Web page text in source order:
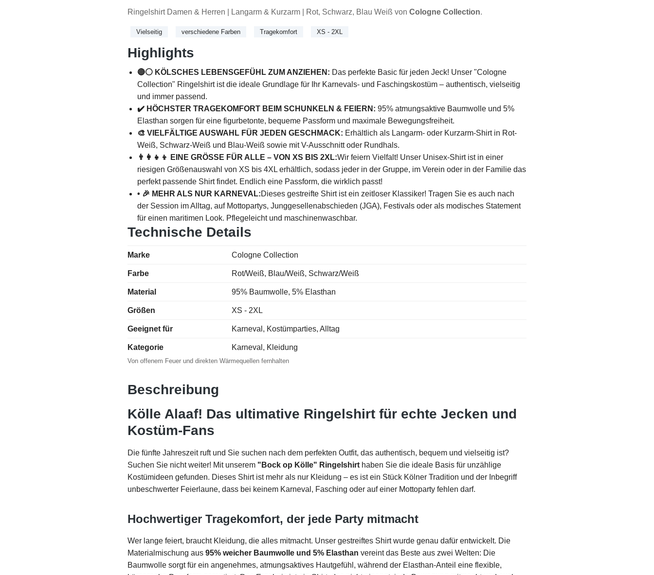
Ringelshirt Damen & Herren | Langarm & Kurzarm | Rot, Schwarz, Blau Weiß von Cologne Collection.
Vielseitig verschiedene Farben Tragekomfort XS - 2XL
Highlights
🔴⚪ KÖLSCHES LEBENSGEFÜHL ZUM ANZIEHEN: Das perfekte Basic für jeden Jeck! Unser "Cologne
Collection" Ringelshirt ist die ideale Grundlage für Ihr Karnevals- und Faschingskostüm – authentisch, vielseitig
und immer passend.
✔️ HÖCHSTER TRAGEKOMFORT BEIM SCHUNKELN & FEIERN: 95% atmungsaktive Baumwolle und 5%
Elasthan sorgen für eine figurbetonte, bequeme Passform und maximale Bewegungsfreiheit.
🎨 VIELFÄLTIGE AUSWAHL FÜR JEDEN GESCHMACK: Erhältlich als Langarm- oder Kurzarm-Shirt in Rot-
Weiß, Schwarz-Weiß und Blau-Weiß sowie mit V-Ausschnitt oder Rundhals.
👨‍👩‍👧‍👦 EINE GRÖSSE FÜR ALLE – VON XS BIS 2XL:Wir feiern Vielfalt! Unser Unisex-Shirt ist in einer
riesigen Größenauswahl von XS bis 4XL erhältlich, sodass jeder in der Gruppe, im Verein oder in der Familie das
perfekt passende Shirt findet. Endlich eine Passform, die wirklich passt!
• 🎉 MEHR ALS NUR KARNEVAL:Dieses gestreifte Shirt ist ein zeitloser Klassiker! Tragen Sie es auch nach
der Session im Alltag, auf Mottopartys, Junggesellenabschieden (JGA), Festivals oder als modisches Statement
für einen maritimen Look. Pflegeleicht und maschinenwaschbar.
Technische Details
Marke Cologne Collection
Farbe Rot/Weiß, Blau/Weiß, Schwarz/Weiß
Material 95% Baumwolle, 5% Elasthan
Größen XS - 2XL
Geeignet für Karneval, Kostümparties, Alltag
Kategorie Karneval, Kleidung
Von offenem Feuer und direkten Wärmequellen fernhalten
Beschreibung
Kölle Alaaf! Das ultimative Ringelshirt für echte Jecken und
Kostüm-Fans
Die fünfte Jahreszeit ruft und Sie suchen nach dem perfekten Outfit, das authentisch, bequem und vielseitig ist?
Suchen Sie nicht weiter! Mit unserem "Bock op Kölle" Ringelshirt haben Sie die ideale Basis für unzählige
Kostümideen gefunden. Dieses Shirt ist mehr als nur Kleidung – es ist ein Stück Kölner Tradition und der Inbegriff
unbeschwerter Feierlaune, dass bei keinem Karneval, Fasching oder auf einer Mottoparty fehlen darf.
Hochwertiger Tragekomfort, der jede Party mitmacht
Wer lange feiert, braucht Kleidung, die alles mitmacht. Unser gestreiftes Shirt wurde genau dafür entwickelt. Die
Materialmischung aus 95% weicher Baumwolle und 5% Elasthan vereint das Beste aus zwei Welten: Die
Baumwolle sorgt für ein angenehmes, atmungsaktives Hautgefühl, während der Elasthan-Anteil eine flexible,